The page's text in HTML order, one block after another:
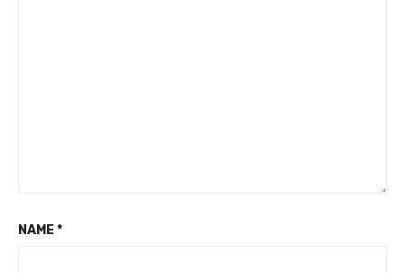
NAME *